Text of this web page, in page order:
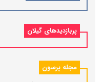
پربازدیدهای گیلان
مجله پرسون